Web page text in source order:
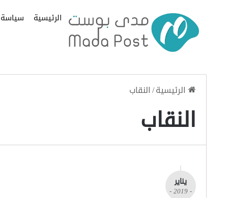
الرئيسية سياسة
الرئيسية/النقاب
النقاب
يناير
- 2019 -